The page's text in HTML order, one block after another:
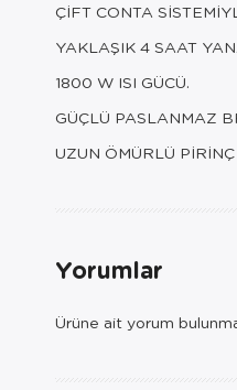
ÇİFT CONTA
YAKLAŞIK 4 SAAT
1800 W ISI GÜCÜ.
GÜÇLÜ PASLANMAZ
UZUN ÖMÜRLÜ PİRİNÇ
Yorumlar
Ürüne ait yorum